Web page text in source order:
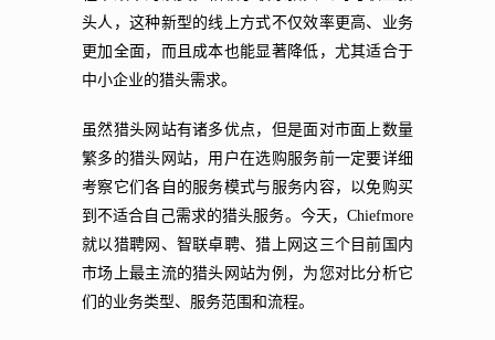
头人，这种新型的线上方式不仅效率更高、业务
更加全面，而且成本也能显著降低，尤其适合于
中小企业的猎头需求。
虽然猎头网站有诸多优点，但是面对市面上数量
繁多的猎头网站，用户在选购服务前一定要详细
考察它们各自的服务模式与服务内容，以免购买
到不适合自己需求的猎头服务。今天，Chiefmore
就以猎聘网、智联卓聘、猎上网这三个目前国内
市场上最主流的猎头网站为例，为您对比分析它
们的业务类型、服务范围和流程。